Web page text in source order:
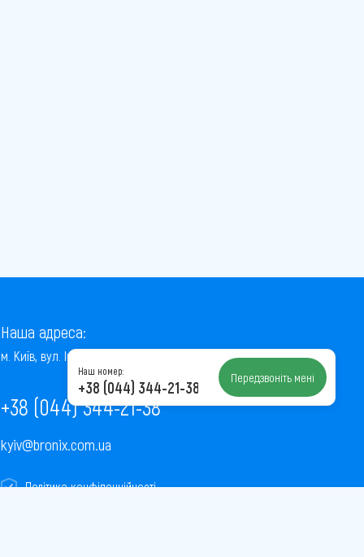
Наша адреса:
м. Київ, вул. Інститутська, 22/7, оф. 41
+38 (044) 344-21-38
kyiv@bronix.com.ua
Політика конфіденційності
Наш номер:
+38 (044) 344-21-38 Передзвоніть мені